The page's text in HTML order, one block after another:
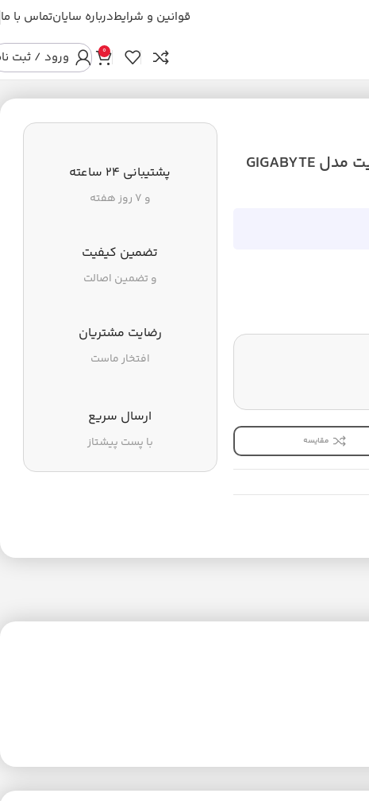
قوانین و شرایطدرباره سایانتماس با ما
0 ورود / ثبت
اس اس دی اینترنال M2 256GB گیگابایت مدل GIGABYTE
مقایسه
پشتیبانی ۲۴ ساعته
و ۷ روز هفته
تضمین کیفیت
و تضمین اصالت
رضایت مشتریان
افتخار ماست
ارسال سریع
با پست پیشتاز